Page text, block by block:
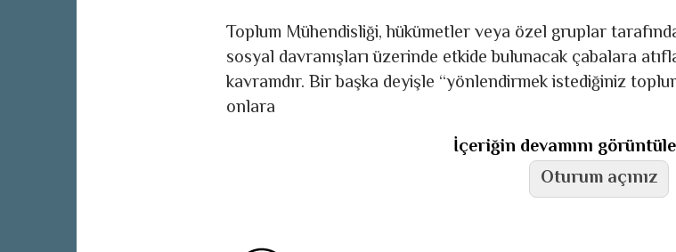
Toplum Mühendisliği, hükümetler veya özel gruplar
sosyal davranışları üzerinde etkide bulunacak çabalara
kavramdır. Bir başka deyişle “yönlendirmek istediğiniz
onlara
İçeriğin devamını
Oturum açınız